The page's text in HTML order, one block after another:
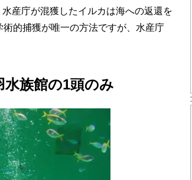
産庁が混獲したイルカは海への返還を
的捕獲が唯一の方法ですが、水産庁
族館の1頭のみ